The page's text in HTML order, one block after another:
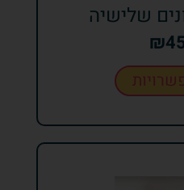
שלישיה
₪